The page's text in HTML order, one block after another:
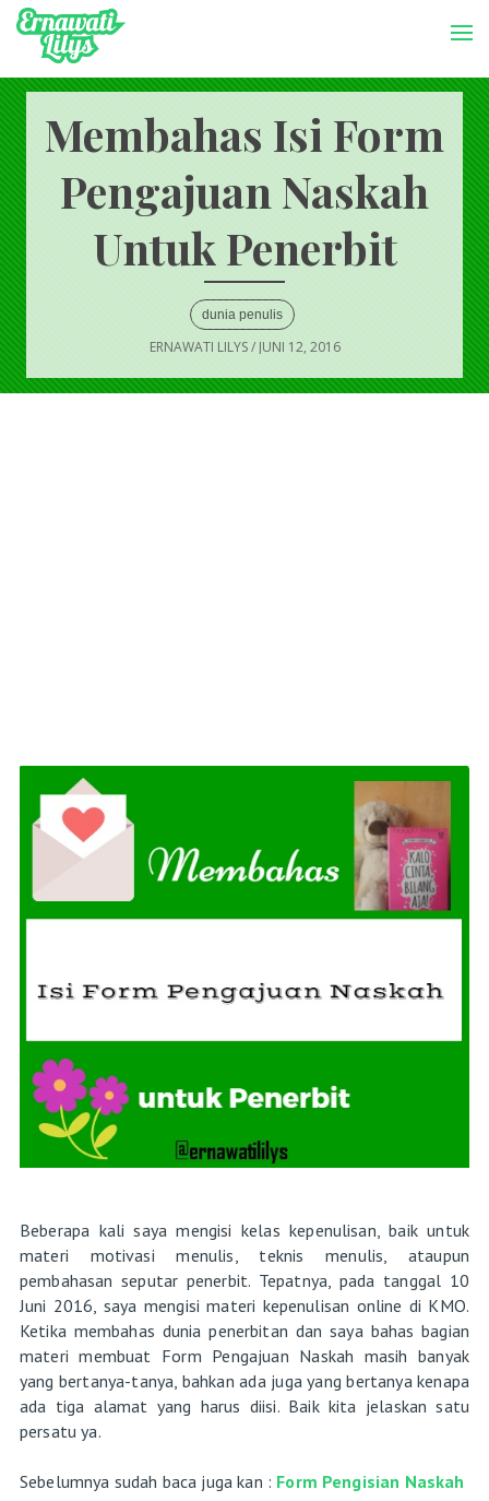
-->
Membahas Isi Form
Pengajuan Naskah
Untuk Penerbit
dunia penulis
ERNAWATI LILYS/ JUNI 12, 2016
Beberapa kali saya mengisi kelas kepenulisan, baik untuk
materi motivasi menulis, teknis menulis, ataupun
pembahasan seputar penerbit. Tepatnya, pada tanggal 10
Juni 2016, saya mengisi materi kepenulisan online di KMO.
Ketika membahas dunia penerbitan dan saya bahas bagian
materi membuat Form Pengajuan Naskah masih banyak
yang bertanya-tanya, bahkan ada juga yang bertanya kenapa
ada tiga alamat yang harus diisi. Baik kita jelaskan satu
persatu ya.
Sebelumnya sudah baca juga kan : Form Pengisian Naskah